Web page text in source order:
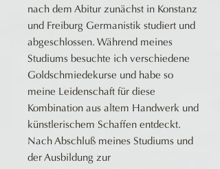
nach dem Abitur zunächst in Konstanz
und Freiburg Germanistik studiert und
abgeschlossen. Während meines
Studiums besuchte ich verschiedene
Goldschmiedekurse und habe so
meine Leidenschaft für diese
Kombination aus altem Handwerk und
künstlerischem Schaffen entdeckt.
Nach Abschluß meines Studiums und
der Ausbildung zur